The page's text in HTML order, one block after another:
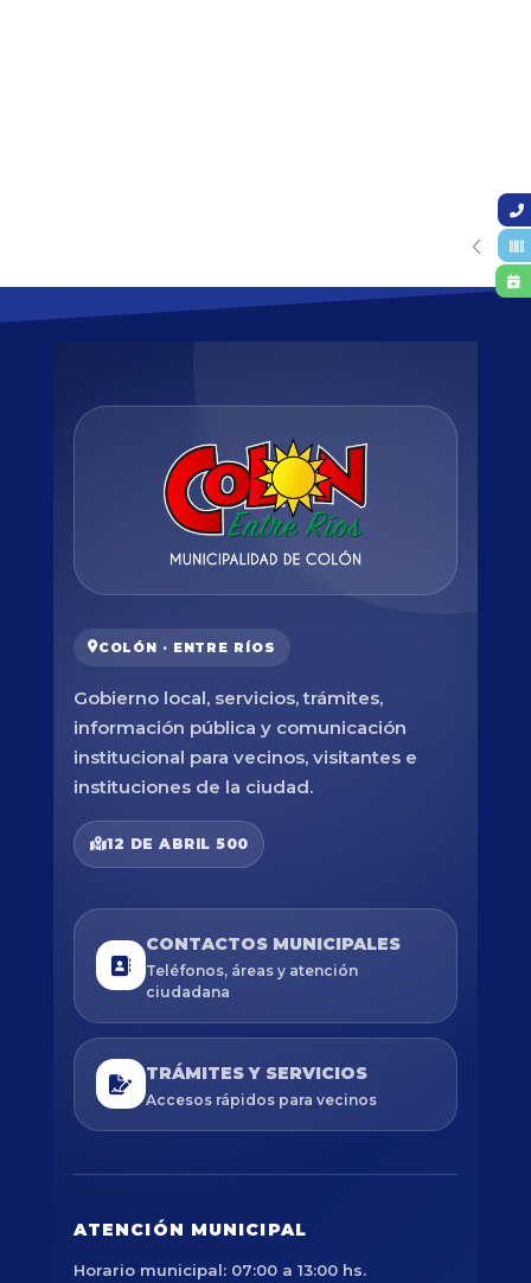
COLÓN · ENTRE RÍOS
Gobierno local, servicios, trámites,
información pública y comunicación
institucional para vecinos, visitantes e
instituciones de la ciudad.
12 DE ABRIL 500
CONTACTOS MUNICIPALES
Teléfonos, áreas y atención
ciudadana
TRÁMITES Y SERVICIOS
Accesos rápidos para vecinos
ATENCIÓN MUNICIPAL
Horario municipal: 07:00 a 13:00 hs.